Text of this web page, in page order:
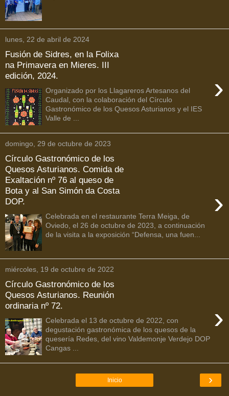
lunes, 22 de abril de 2024
Fusión de Sidres, en la Folixa
na Primavera en Mieres. III
edición, 2024.
›
Organizado por los Llagareros Artesanos del
Caudal, con la colaboración del Círculo
Gastronómico de los Quesos Asturianos y el IES
Valle de ...
domingo, 29 de octubre de 2023
Círculo Gastronómico de los
Quesos Asturianos. Comida de
Exaltación nº 76 al queso de
Bota y al San Simón da Costa
DOP.
›
Celebrada en el restaurante Terra Meiga, de
Oviedo, el 26 de octubre de 2023, a continuación
de la visita a la exposición “Defensa, una fuen...
miércoles, 19 de octubre de 2022
Círculo Gastronómico de los
Quesos Asturianos. Reunión
ordinaria nº 72.
›
Celebrada el 13 de octubre de 2022, con
degustación gastronómica de los quesos de la
quesería Redes, del vino Valdemonje Verdejo DOP
Cangas ...
›
Inicio